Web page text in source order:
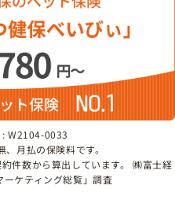
W2104-0033
月払の保険料です。
件数から算出しています。 ㈱富士経
ケティング総覧」調査